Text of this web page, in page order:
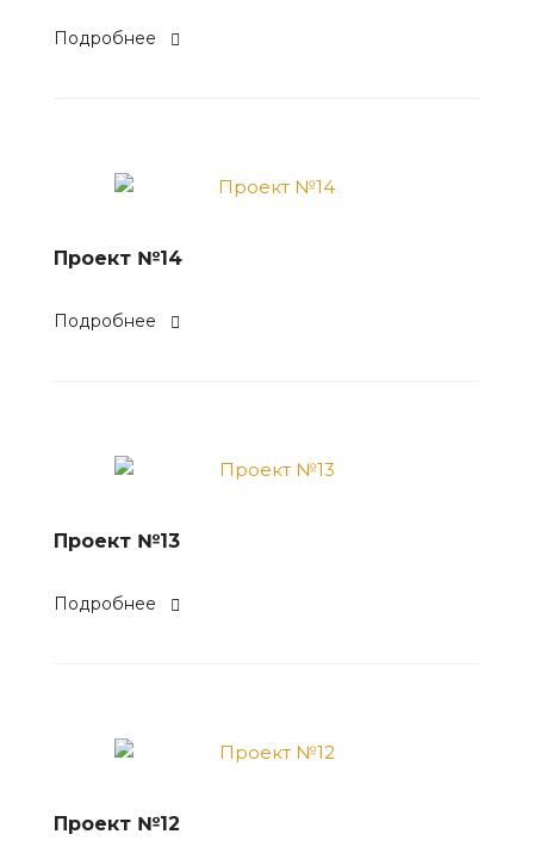
Подробнее
Проект №14
Подробнее
Проект №13
Подробнее
Проект №12